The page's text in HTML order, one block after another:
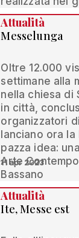
Attualità
Messelunga
Oltre 12.000
settimane alla
nella chiesa di
in città,
organizzatori
lanciano ora
pazza idea:
Arte
Bassano
11 apr 2023
Attualità
Ite, Messe est